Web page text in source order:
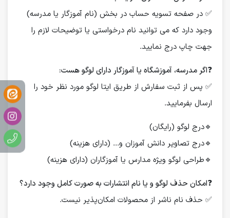
✅ در صفحه تسویه حساب در بخش (نام آموزگار یا مدرسه)
وجود دارد که می توانید نام درخواستی یا توضیحات لازم را
جهت چاپ درج نمایید.
❓اگر مدرسه، آموزشگاه یا آموزگار دارای لوگو هست:
✅ پس از ثبت سفارش از طریق ایتا لوگو مورد نظر خود را
ارسال بفرمایید.
🔹درج لوگو (رایگان)
🔹درج تصاویر دانش آموزان و... (دارای هزینه)
🔹طراحی لوگو ویژه مدارس یا آموزگاران (دارای هزینه)
❓امکان حذف لوگو و یا نام انتشارات به صورت کامل وجود دارد؟
✅ حذف نام ناشر از محصولات امکان‌پذیر نیست.